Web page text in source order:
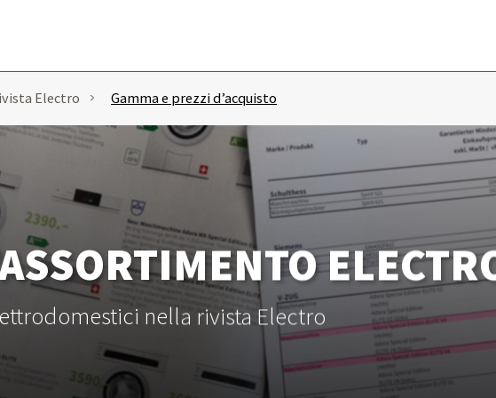
Electro Gamma e prezzi d’acquisto
nella rivista Electro